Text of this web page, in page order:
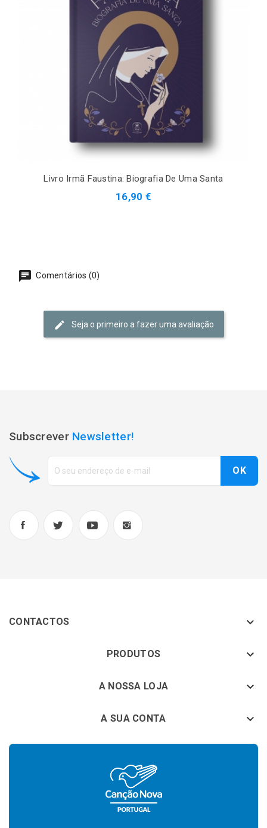
Livro Irmã Faustina: Biografia De Uma Santa
16,90 €
Comentários (0)
Seja o primeiro a fazer uma avaliação
Subscrever Newsletter!
CONTACTOS 
PRODUTOS keyboard_arrow_down
A NOSSA LOJA keyboard_arrow_down
A SUA CONTA 